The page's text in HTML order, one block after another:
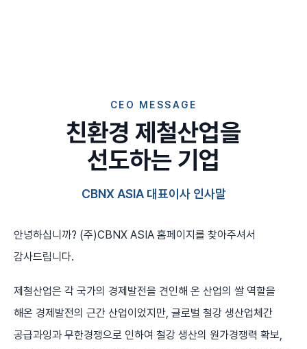
CEO MESSAGE
친환경 제철산업을
선도하는 기업
CBNX ASIA 대표이사 인사말
안녕하십니까? (주)CBNX ASIA 홈페이지를 찾아주셔서
감사드립니다.
제철산업은 각 국가의 경제발전을 견인해 온 산업의 쌀 역할을
해온 경제발전의 근간 산업이었지만, 글로벌 철강 생산업체간
공급과잉과 무한경쟁으로 인하여 철강 생산의 원가경쟁력 확보,